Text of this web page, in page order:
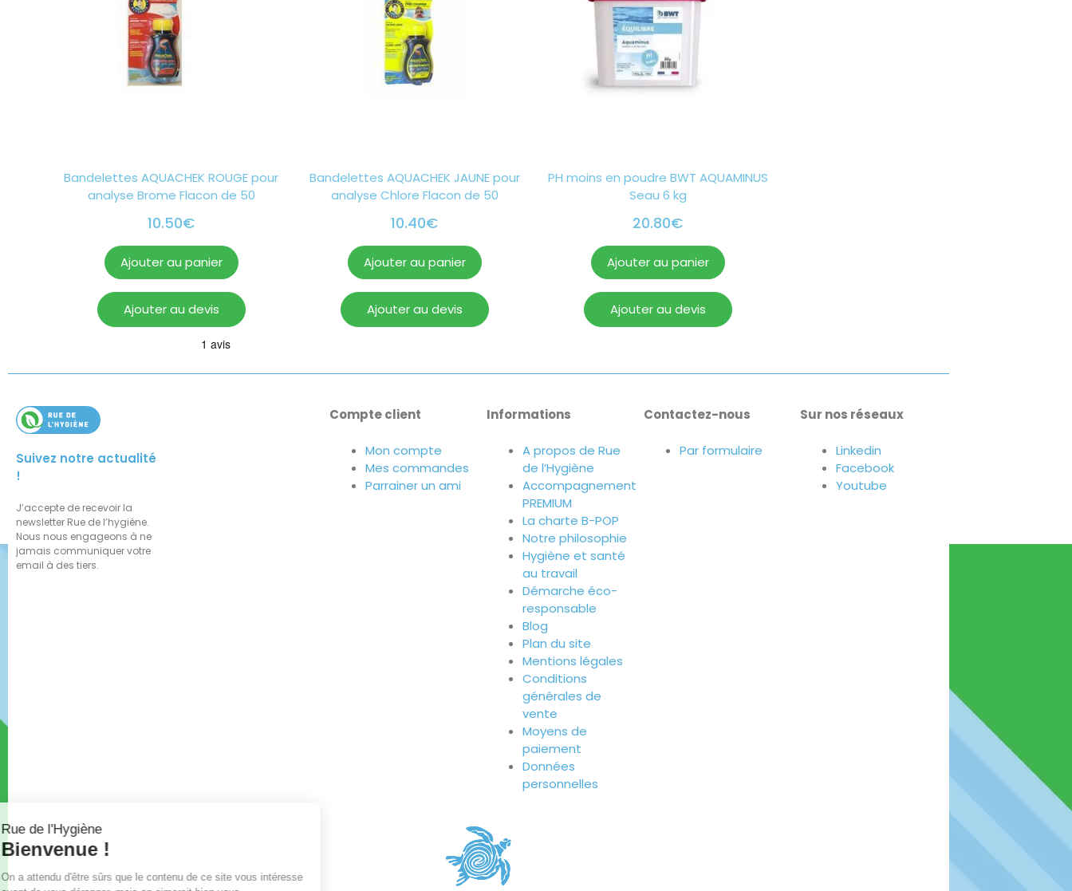
Bandelettes AQUACHEK ROUGE pour
analyse Brome Flacon de 50
10.50€
Ajouter au panier
Ajouter au devis
Bandelettes AQUACHEK JAUNE pour
analyse Chlore Flacon de 50
10.40€
Ajouter au panier
Ajouter au devis
PH moins en poudre BWT AQUAMINUS
Seau 6 kg
20.80€
Ajouter au panier
Ajouter au devis
Suivez notre actualité
!
J’accepte de recevoir la
newsletter Rue de l’hygiène.
Nous nous engageons à ne
jamais communiquer votre
email à des tiers.
Compte client
Mon compte
Mes commandes
Parrainer un ami
Informations
A propos de Rue
de l’Hygiène
Accompagnement
PREMIUM
La charte B-POP
Notre philosophie
Hygiène et santé
au travail
Démarche éco-
responsable
Blog
Plan du site
Mentions légales
Conditions
générales de
vente
Moyens de
paiement
Données
personnelles
Contactez-nous
Par formulaire
Sur nos réseaux
Linkedin
Facebook
Youtube